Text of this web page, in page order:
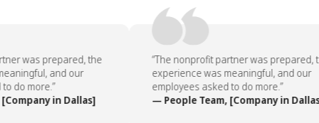
was prepared, the
and our
do more.”
in Dallas]
“The nonprofit partner was prepared,
experience was meaningful, and our
employees asked to do more.”
— People Team, [Company in